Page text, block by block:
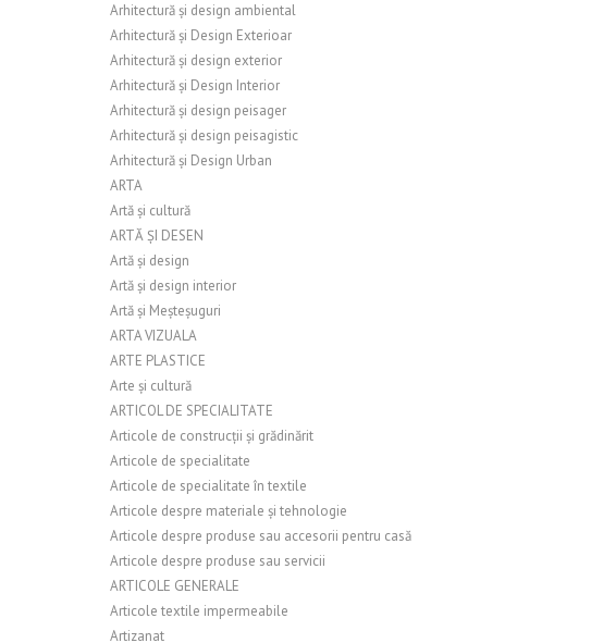
Arhitectură și design ambiental
Arhitectură și Design Exterioar
Arhitectură și design exterior
Arhitectură și Design Interior
Arhitectură și design peisager
Arhitectură și design peisagistic
Arhitectură și Design Urban
ARTA
Artă și cultură
ARTĂ ȘI DESEN
Artă și design
Artă și design interior
Artă și Meșteșuguri
ARTA VIZUALA
ARTE PLASTICE
Arte și cultură
ARTICOL DE SPECIALITATE
Articole de construcții și grădinărit
Articole de specialitate
Articole de specialitate în textile
Articole despre materiale și tehnologie
Articole despre produse sau accesorii pentru casă
Articole despre produse sau servicii
ARTICOLE GENERALE
Articole textile impermeabile
Artizanat